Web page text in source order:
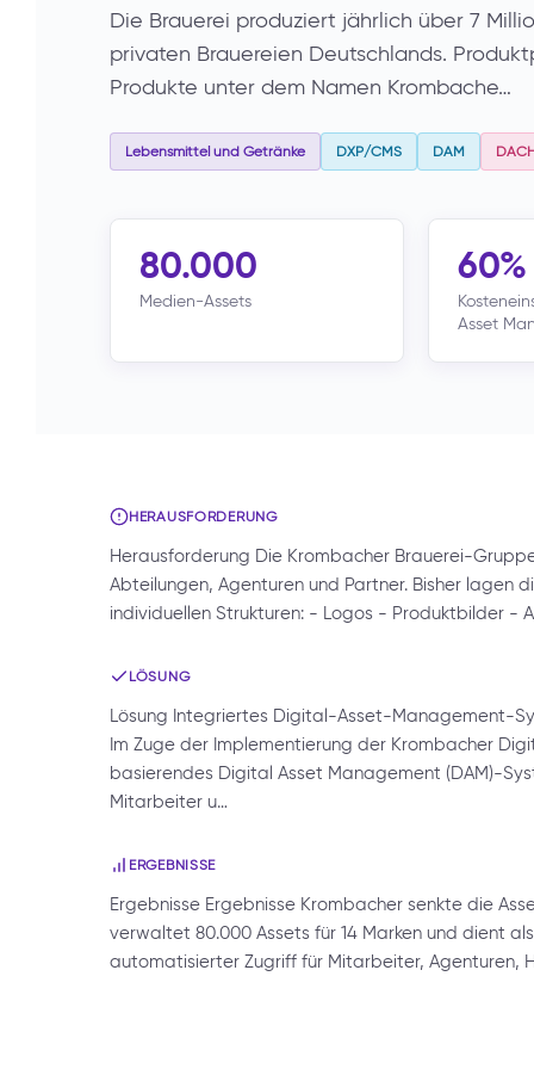
Die Brauerei produziert jährlich über 7
privaten Brauereien Deutschlands.
Produkte unter dem Namen Krombache…
Lebensmittel und Getränke DXP/CMS DAM
80.000
Medien-Assets
60%
Asset
HERAUSFORDERUNG
Herausforderung Die Krombacher Brauerei-
Abteilungen, Agenturen und Partner. Bisher
individuellen Strukturen: - Logos - Produktbilder -
LÖSUNG
Lösung Integriertes Digital-Asset-Management-
Im Zuge der Implementierung der Krombacher
basierendes Digital Asset Management (DAM)-
Mitarbeiter u…
ERGEBNISSE
Ergebnisse Ergebnisse Krombacher senkte die
verwaltet 80.000 Assets für 14 Marken und dient
automatisierter Zugriff für Mitarbeiter, Agenturen,